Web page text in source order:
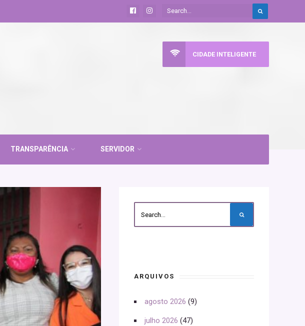
TRANSPARÊNCIA SERVIDOR
CIDADE INTELIGENTE
ARQUIVOS
agosto 2026 (9)
julho 2026 (47)